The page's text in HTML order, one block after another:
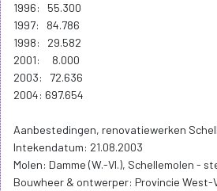
1996: 55.300
1997: 84.786
1998: 29.582
2001: 8.000
2003: 72.636
2004: 697.654
Aanbestedingen, renovatiewerken
Intekendatum: 21.08.2003
Molen: Damme (W.-Vl.), Schellemolen -
Bouwheer & ontwerper: Provincie West-